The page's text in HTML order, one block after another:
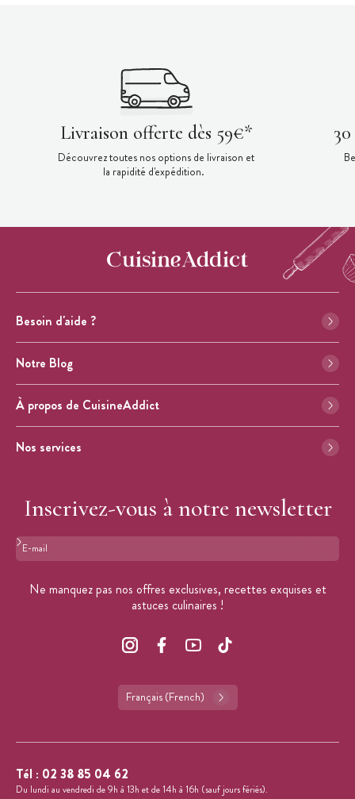
Livraison offerte dès 59€*
Découvrez toutes nos options de livraison et
la rapidité d'expédition.
Besoin d'aide ?
Notre Blog
À propos de CuisineAddict
Nos services
Inscrivez-vous à notre newsletter
Format : adresse@email.com
Ne manquez pas nos offres exclusives, recettes exquises et
astuces culinaires !
Français (French)
Tél : 02 38 85 04 62
Du lundi au vendredi de 9h à 13h et de 14h à 16h (sauf jours fériés).